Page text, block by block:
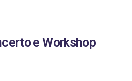
e Workshop